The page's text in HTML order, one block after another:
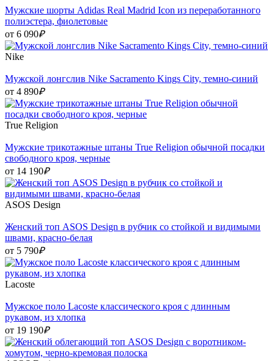
Мужские шорты Adidas Real Madrid Icon из переработанного
полиэстера, фиолетовые
от 6 090₽
Nike
Мужской лонгслив Nike Sacramento Kings City, темно-синий
от 4 890₽
True Religion
Мужские трикотажные штаны True Religion обычной посадки
свободного кроя, черные
от 14 190₽
ASOS Design
Женский топ ASOS Design в рубчик со стойкой и видимыми
швами, красно-белая
от 5 790₽
Lacoste
Мужское поло Lacoste классического кроя с длинным
рукавом, из хлопка
от 19 190₽